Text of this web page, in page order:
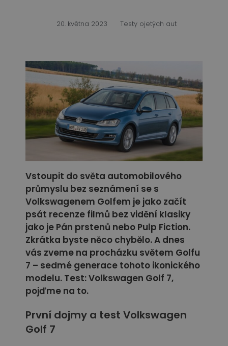
20. května 2023 Testy ojetých aut
Vstoupit do světa automobilového
průmyslu bez seznámení se s
Volkswagenem Golfem je jako začít
psát recenze filmů bez vidění klasiky
jako je Pán prstenů nebo Pulp Fiction.
Zkrátka byste něco chybělo. A dnes
vás zveme na procházku světem Golfu
7 – sedmé generace tohoto ikonického
modelu. Test: Volkswagen Golf 7,
pojďme na to.
První dojmy a test Volkswagen
Golf 7